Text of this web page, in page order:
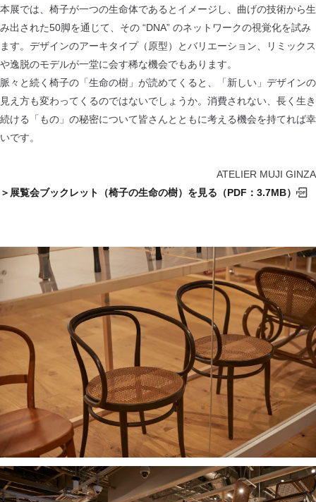
本展では、椅子が一つの生命体であるとイメージし、曲げの技術から生
み出された50脚を通じて、その “DNA” のネットワークの視覚化を試み
ます。デザインのアーキタイプ（原型）とバリエーション、リミックス
や逸脱のモデルが一堂に会す稀な機会でもあります。
脈々と続く椅子の「生命の樹」が読めてくると、「新しい」デザインの
見え方も変わってくるのではないでしょうか。消費されない、長く生き
続ける「もの」の秘密について皆さんとともに考える機会を持てれば幸
いです。
ATELIER MUJI GINZA
＞展覧会ブックレット（椅子の生命の樹）を見る（PDF：3.7MB）